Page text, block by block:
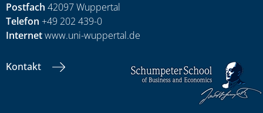
Postfach 42097 Wuppertal
Telefon +49 202 439-0
Internetwww.uni-wuppertal.de
Kontakt